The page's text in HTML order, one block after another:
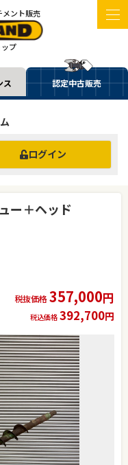
メント販売
プ
ス 認定中古販売
ログイン
ー＋ヘッド
税抜価格357,000円
税込価格 392,700円